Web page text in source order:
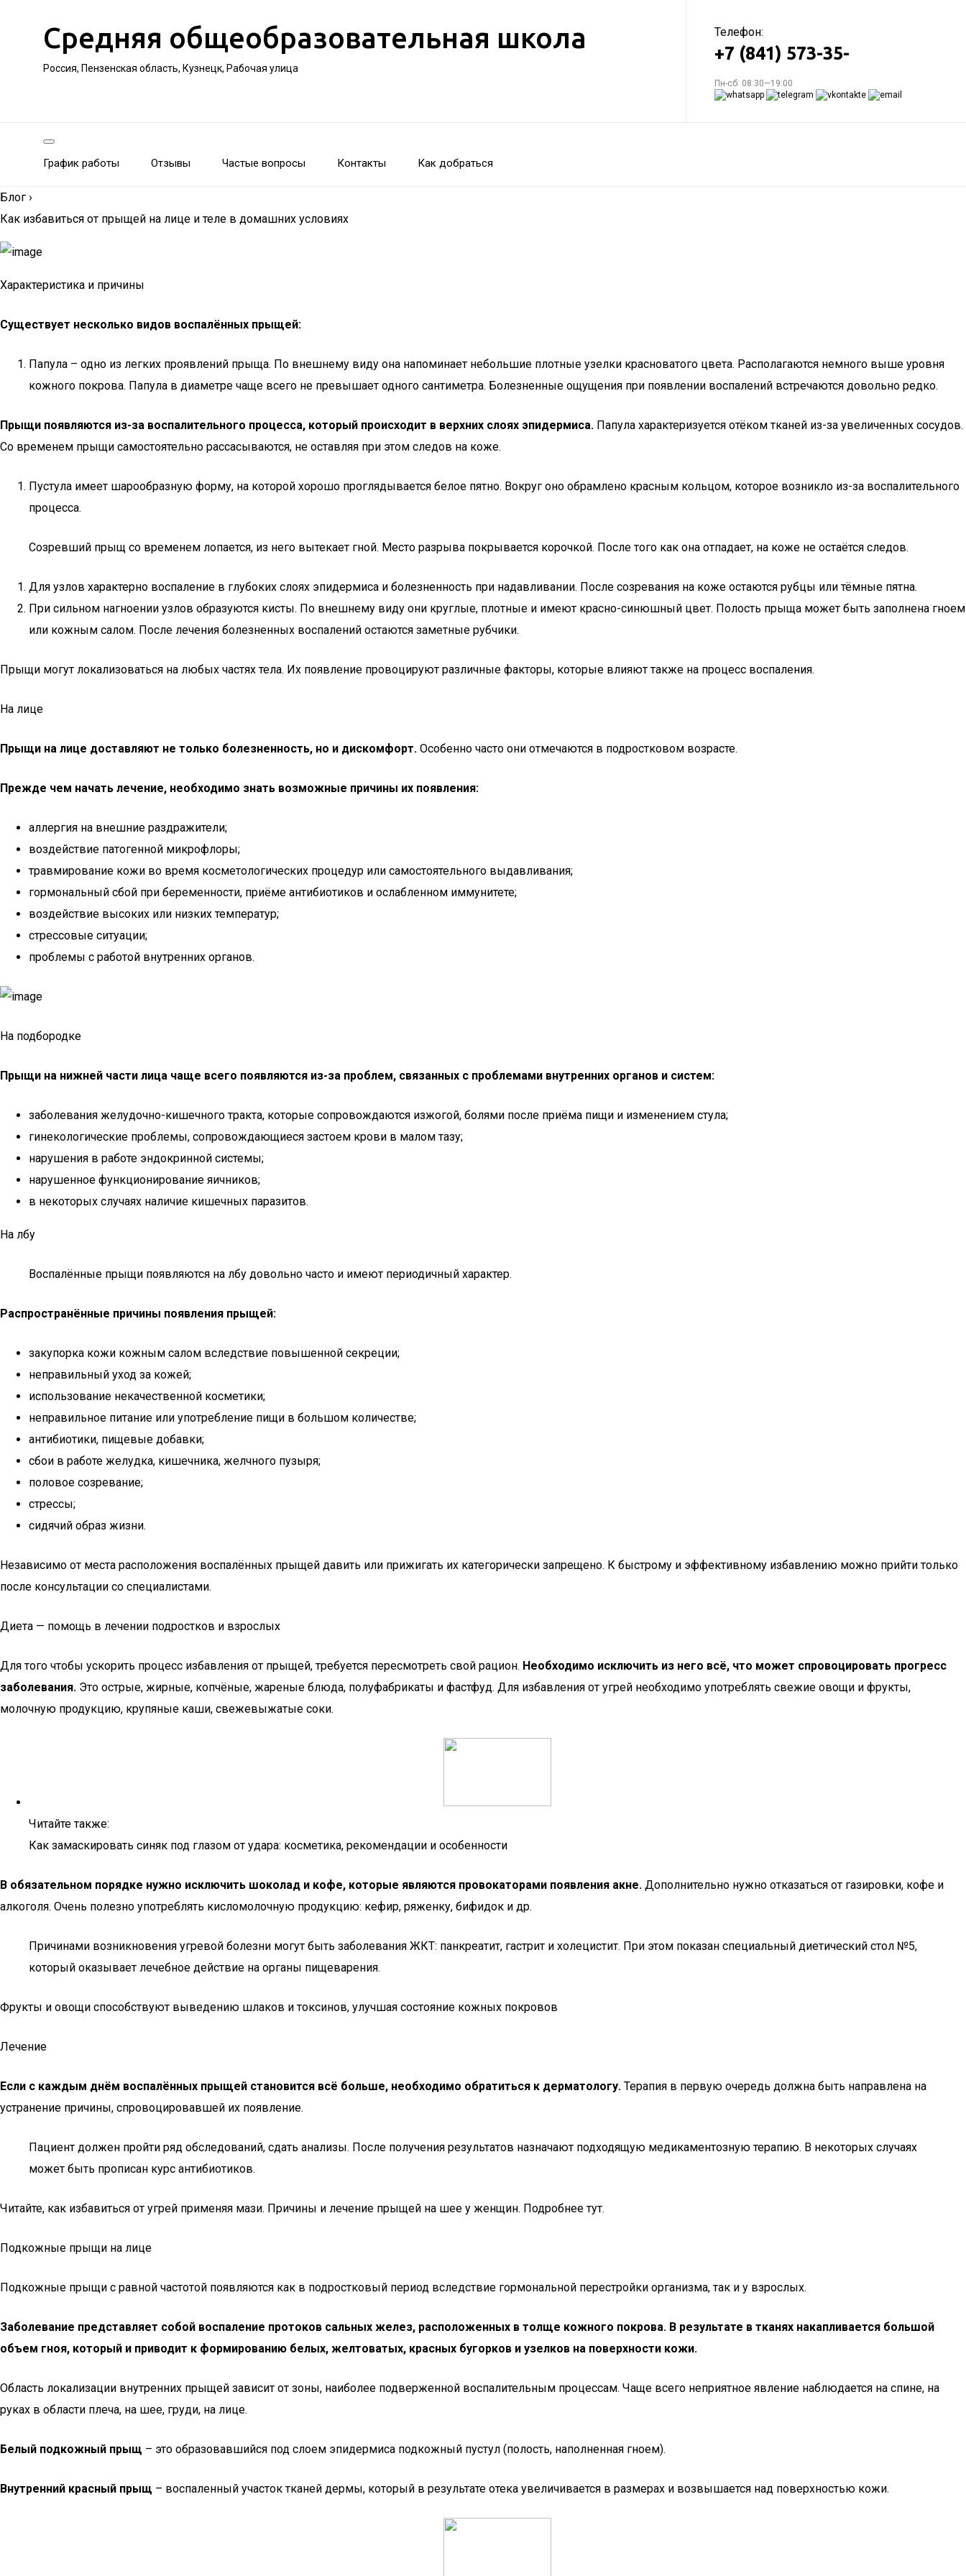
Средняя общеобразовательная школа
Россия, Пензенская область, Кузнецк, Рабочая улица
Телефон:
+7 (841) 573-35-
Пн-сб: 08:30—19:00
График работы Отзывы Частые вопросы Контакты Как добраться
Блог ›
Как избавиться от прыщей на лице и теле в домашних условиях
Характеристика и причины
Существует несколько видов воспалённых прыщей:
Папула – одно из легких проявлений прыща. По внешнему виду она напоминает небольшие плотные узелки красноватого цвета. Располагаются немного выше уровня
кожного покрова. Папула в диаметре чаще всего не превышает одного сантиметра. Болезненные ощущения при появлении воспалений встречаются довольно редко.
Прыщи появляются из-за воспалительного процесса, который происходит в верхних слоях эпидермиса. Папула характеризуется отёком тканей из-за увеличенных сосудов.
Со временем прыщи самостоятельно рассасываются, не оставляя при этом следов на коже.
Пустула имеет шарообразную форму, на которой хорошо проглядывается белое пятно. Вокруг оно обрамлено красным кольцом, которое возникло из-за воспалительного
процесса.
Созревший прыщ со временем лопается, из него вытекает гной. Место разрыва покрывается корочкой. После того как она отпадает, на коже не остаётся следов.
Для узлов характерно воспаление в глубоких слоях эпидермиса и болезненность при надавливании. После созревания на коже остаются рубцы или тёмные пятна.
При сильном нагноении узлов образуются кисты. По внешнему виду они круглые, плотные и имеют красно-синюшный цвет. Полость прыща может быть заполнена гноем
или кожным салом. После лечения болезненных воспалений остаются заметные рубчики.
Прыщи могут локализоваться на любых частях тела. Их появление провоцируют различные факторы, которые влияют также на процесс воспаления.
На лице
Прыщи на лице доставляют не только болезненность, но и дискомфорт. Особенно часто они отмечаются в подростковом возрасте.
Прежде чем начать лечение, необходимо знать возможные причины их появления:
аллергия на внешние раздражители;
воздействие патогенной микрофлоры;
травмирование кожи во время косметологических процедур или самостоятельного выдавливания;
гормональный сбой при беременности, приёме антибиотиков и ослабленном иммунитете;
воздействие высоких или низких температур;
стрессовые ситуации;
проблемы с работой внутренних органов.
На подбородке
Прыщи на нижней части лица чаще всего появляются из-за проблем, связанных с проблемами внутренних органов и систем:
заболевания желудочно-кишечного тракта, которые сопровождаются изжогой, болями после приёма пищи и изменением стула;
гинекологические проблемы, сопровождающиеся застоем крови в малом тазу;
нарушения в работе эндокринной системы;
нарушенное функционирование яичников;
в некоторых случаях наличие кишечных паразитов.
На лбу
Воспалённые прыщи появляются на лбу довольно часто и имеют периодичный характер.
Распространённые причины появления прыщей:
закупорка кожи кожным салом вследствие повышенной секреции;
неправильный уход за кожей;
использование некачественной косметики;
неправильное питание или употребление пищи в большом количестве;
антибиотики, пищевые добавки;
сбои в работе желудка, кишечника, желчного пузыря;
половое созревание;
стрессы;
сидячий образ жизни.
Независимо от места расположения воспалённых прыщей давить или прижигать их категорически запрещено. К быстрому и эффективному избавлению можно прийти только
после консультации со специалистами.
Диета — помощь в лечении подростков и взрослых
Для того чтобы ускорить процесс избавления от прыщей, требуется пересмотреть свой рацион. Необходимо исключить из него всё, что может спровоцировать прогресс
заболевания. Это острые, жирные, копчёные, жареные блюда, полуфабрикаты и фастфуд. Для избавления от угрей необходимо употреблять свежие овощи и фрукты,
молочную продукцию, крупяные каши, свежевыжатые соки.
Читайте также:
Как замаскировать синяк под глазом от удара: косметика, рекомендации и особенности
В обязательном порядке нужно исключить шоколад и кофе, которые являются провокаторами появления акне. Дополнительно нужно отказаться от газировки, кофе и
алкоголя. Очень полезно употреблять кисломолочную продукцию: кефир, ряженку, бифидок и др.
Причинами возникновения угревой болезни могут быть заболевания ЖКТ: панкреатит, гастрит и холецистит. При этом показан специальный диетический стол №5,
который оказывает лечебное действие на органы пищеварения.
Фрукты и овощи способствуют выведению шлаков и токсинов, улучшая состояние кожных покровов
Лечение
Если с каждым днём воспалённых прыщей становится всё больше, необходимо обратиться к дерматологу. Терапия в первую очередь должна быть направлена на
устранение причины, спровоцировавшей их появление.
Пациент должен пройти ряд обследований, сдать анализы. После получения результатов назначают подходящую медикаментозную терапию. В некоторых случаях
может быть прописан курс антибиотиков.
Читайте, как избавиться от угрей применяя мази. Причины и лечение прыщей на шее у женщин. Подробнее тут.
Подкожные прыщи на лице
Подкожные прыщи с равной частотой появляются как в подростковый период вследствие гормональной перестройки организма, так и у взрослых.
Заболевание представляет собой воспаление протоков сальных желез, расположенных в толще кожного покрова. В результате в тканях накапливается большой
объем гноя, который и приводит к формированию белых, желтоватых, красных бугорков и узелков на поверхности кожи.
Область локализации внутренних прыщей зависит от зоны, наиболее подверженной воспалительным процессам. Чаще всего неприятное явление наблюдается на спине, на
руках в области плеча, на шее, груди, на лице.
Белый подкожный прыщ – это образовавшийся под слоем эпидермиса подкожный пустул (полость, наполненная гноем).
Внутренний красный прыщ – воспаленный участок тканей дермы, который в результате отека увеличивается в размерах и возвышается над поверхностью кожи.